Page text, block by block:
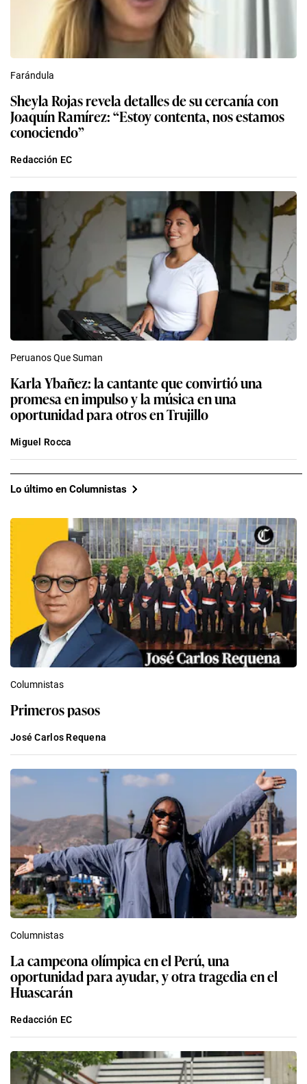
Farándula
Sheyla Rojas revela detalles de su cercanía con
Joaquín Ramírez: “Estoy contenta, nos estamos
conociendo”
Redacción EC
Peruanos Que Suman
Karla Ybañez: la cantante que convirtió una
promesa en impulso y la música en una
oportunidad para otros en Trujillo
Miguel Rocca
Lo último en Columnistas
Columnistas
Primeros pasos
José Carlos Requena
Columnistas
La campeona olímpica en el Perú, una
oportunidad para ayudar, y otra tragedia en el
Huascarán
Redacción EC